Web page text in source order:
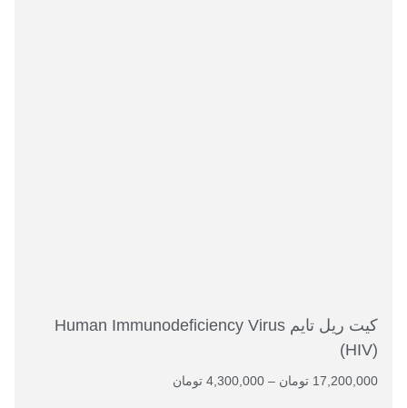
کیت ریل تایم Human Immunodeficiency Virus
(HIV)
17,200,000 تومان –
4,300,000 تومان